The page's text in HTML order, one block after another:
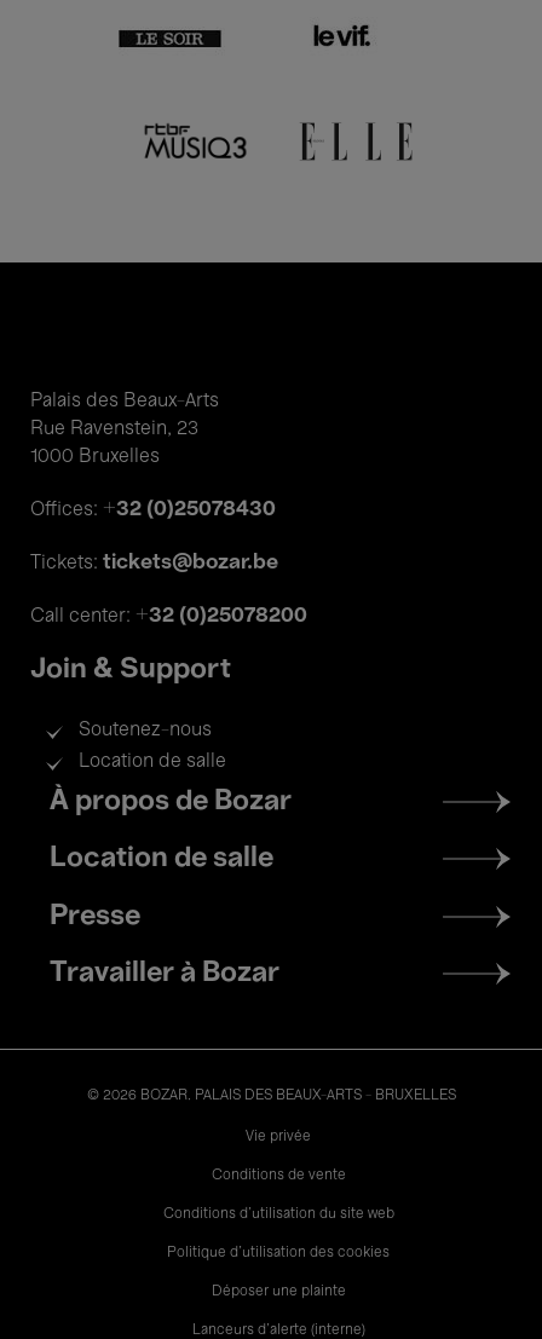
Palais des Beaux-Arts
Rue Ravenstein, 23
1000 Bruxelles
Offices: +32 (0)25078430
Tickets: tickets@bozar.be
Call center: +32 (0)25078200
Join & Support
Soutenez-nous
Location de salle
Footer
menu
À propos de Bozar
Location de salle
Presse
Travailler à Bozar
© 2026 BOZAR. PALAIS DES BEAUX-ARTS - BRUXELLES
Vie privée
Conditions de vente
Conditions d'utilisation du site web
Politique d'utilisation des cookies
Déposer une plainte
Lanceurs d’alerte (interne)